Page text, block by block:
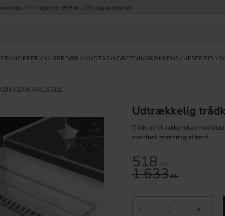
Fri fragt over 999 kr 30 dages returret
KNOPPER KNAGER DØRHÅNDTAG INDRETNING KØKKENSKUFFER
Udtrækkelig
Trådkurv til køkkenskab med
eventuel montering af front.
Nedsat pris:
518 KR
Original pris:
1.633KR
+
-
HURTIG
LEVERING
ÅBENT
KØB
OVER 999